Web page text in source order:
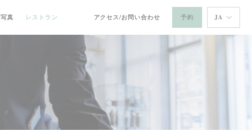
写真 レストラン
((新しいウィンドウで開きます))
((新しいウィンドウで開きます))
アクセス/お問い合わせ 予約 JA